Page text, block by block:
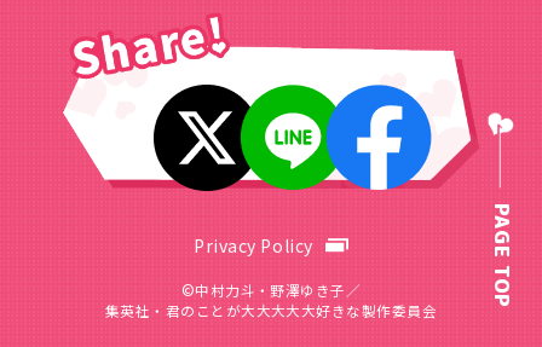
Privacy Policy
©中村力斗・野澤ゆき子／
集英社・君のことが大大大大大好きな製作委員会
PAGE TOP